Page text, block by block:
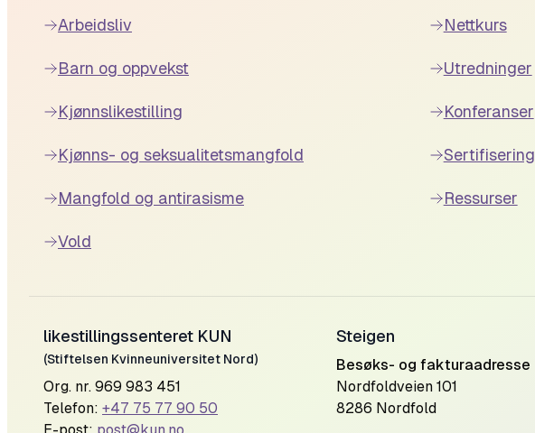
Arbeidsliv
Barn og oppvekst
Kjønnslikestilling
Kjønns- og seksualitetsmangfold
Mangfold og antirasisme
Vold
Nettkurs
Utredninger
Konferanser
Sertifisering
Ressurser
likestillingssenteret KUN
(Stiftelsen Kvinneuniversitet Nord)
Org. nr. 969 983 451
Telefon: +47 75 77 90 50
Steigen
Besøks- og fakturaadresse
Nordfoldveien 101
8286 Nordfold